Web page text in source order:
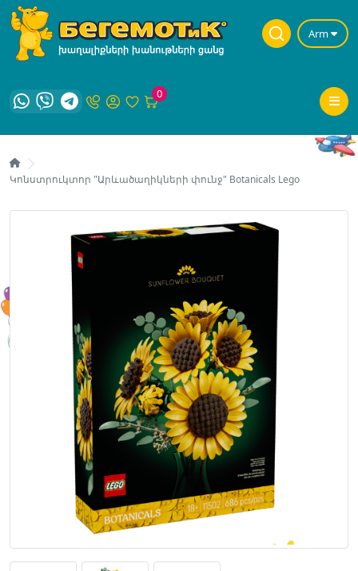
Arm
0
Կոնստրուկտոր "Արևածաղիկների փունջ" Botanicals Lego